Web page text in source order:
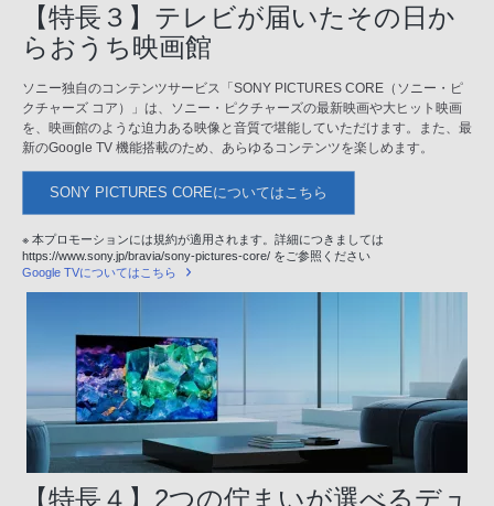
【特長３】テレビが届いたその日か
らおうち映画館
ソニー独自のコンテンツサービス「SONY PICTURES CORE（ソニー・ピ
クチャーズ コア）」は、ソニー・ピクチャーズの最新映画や大ヒット映画
を、映画館のような迫力ある映像と音質で堪能していただけます。また、最
新のGoogle TV 機能搭載のため、あらゆるコンテンツを楽しめます。
SONY PICTURES COREについてはこちら
※ 本プロモーションには規約が適用されます。詳細につきましては
https://www.sony.jp/bravia/sony-pictures-core/ をご参照ください
Google TVについてはこちら
【特長４】2つの佇まいが選べるデュ